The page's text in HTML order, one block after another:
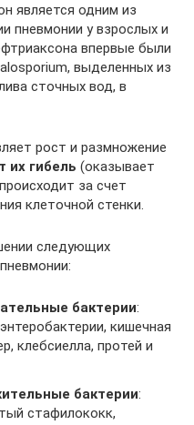
является одним из
пневмонии у взрослых и
впервые были
выделенных из
сточных вод, в
рост и размножение
их гибель (оказывает
за счет
клеточной стенки.
следующих
бактерии:
кишечная
клебсиелла, протей и
бактерии:
стафилококк,